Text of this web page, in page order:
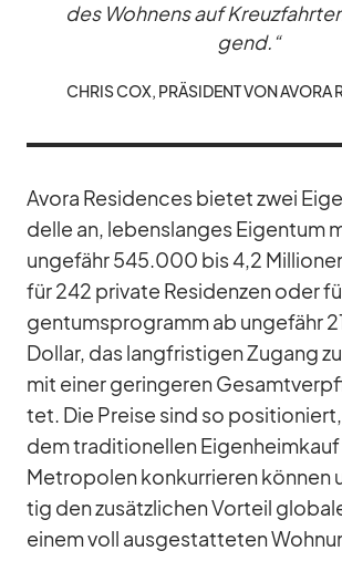
des Woh­nens auf
gend.“
CHRIS COX, PRÄ­SI­DENT VON AVORA
Avora Re­si­den­ces bie­tet zwei
delle an, le­bens­lan­ges Ei­gen­tum
un­ge­fähr 545.000 bis 4,2
für 242 pri­vate Re­si­den­zen oder
gen­tums­pro­gramm ab un­ge­fähr
Dol­lar, das lang­fris­ti­gen Zu­gang
mit ei­ner ge­rin­ge­ren
tet. Die Preise sind so
dem tra­di­tio­nel­len
Me­tro­po­len kon­kur­rie­ren kön­nen
tig den zu­sätz­li­chen Vor­teil
ei­nem voll aus­ge­stat­te­ten